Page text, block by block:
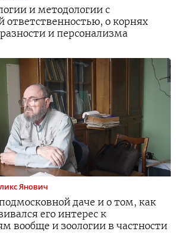
и методологии с
ответственностью, о корнях
и персонализма
Янович
даче и о том, как
его интерес к
вообще и зоологии в частности